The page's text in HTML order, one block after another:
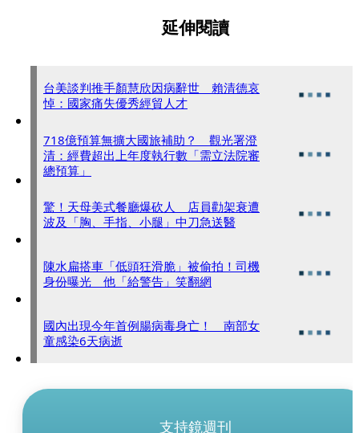
延伸閱讀
台美談判推手顏慧欣因病辭世 賴清德哀
悼：國家痛失優秀經貿人才
718億預算無擴大國旅補助？ 觀光署澄
清：經費超出上年度執行數「需立法院審
總預算」
驚！天母美式餐廳爆砍人 店員勸架衰遭
波及「胸、手指、小腿」中刀急送醫
陳水扁搭車「低頭狂滑脆」被偷拍！司機
身份曝光 他「給警告」笑翻網
國內出現今年首例腸病毒身亡！ 南部女
童感染6天病逝
支持鏡週刊